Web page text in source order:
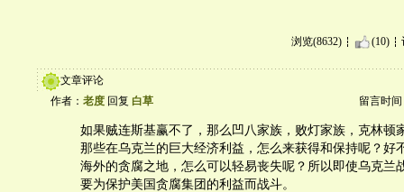
浏览(8632) (10)
文章评论
作者： 老度 回复 白草 留言时间
如果贼连斯基赢不了，那么凹八家族，败灯家族，克林顿
那些在乌克兰的巨大经济利益，怎么来获得和保持呢？好
海外的贪腐之地，怎么可以轻易丧失呢？所以即使乌克兰
要为保护美国贪腐集团的利益而战斗。